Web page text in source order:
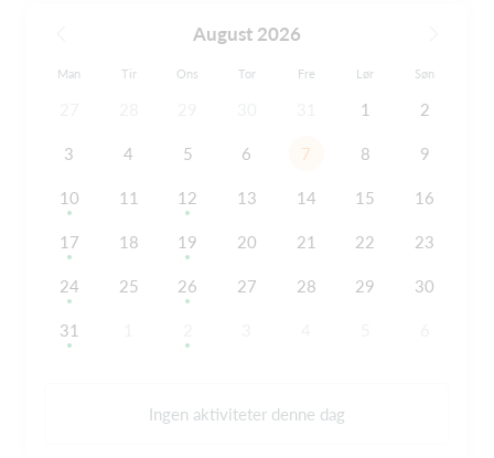
August 2026
Man Tir Ons Tor Fre Lør Søn
1 2
3 4 5 6 7 8 9
10 11 12 13 14 15 16
17 18 19 20 21 22 23
24 25 26 27 28 29 30
31
Ingen aktiviteter denne dag